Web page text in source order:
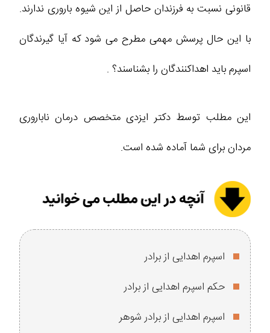
قانونی نسبت به فرزندان حاصل از این شیوه باروری ندارند.
با این حال پرسش مهمی مطرح می شود که آیا گیرندگان
اسپرم باید اهداکنندگان را بشناسند؟ .
این مطلب توسط دکتر ایزدی متخصص درمان ناباروری
مردان برای شما آماده شده است.
اسپرم اهدایی از برادر
حکم اسپرم اهدایی از برادر
اسپرم اهدایی از برادر شوهر